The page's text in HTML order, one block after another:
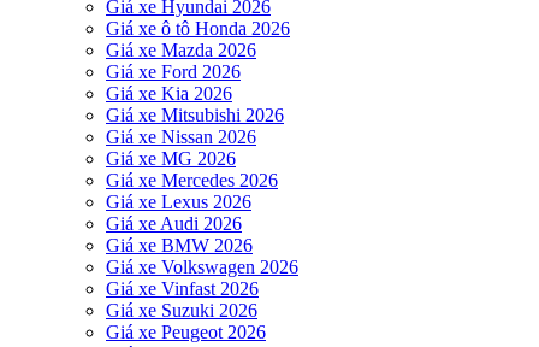
Giá xe Hyundai 2026
Giá xe ô tô Honda 2026
Giá xe Mazda 2026
Giá xe Ford 2026
Giá xe Kia 2026
Giá xe Mitsubishi 2026
Giá xe Nissan 2026
Giá xe MG 2026
Giá xe Mercedes 2026
Giá xe Lexus 2026
Giá xe Audi 2026
Giá xe BMW 2026
Giá xe Volkswagen 2026
Giá xe Vinfast 2026
Giá xe Suzuki 2026
Giá xe Peugeot 2026